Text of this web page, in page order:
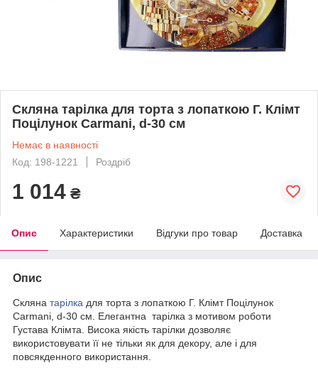
Скляна тарілка для торта з лопаткою Г. Клімт
Поцілунок Carmani, d-30 см
Немає в наявності
Код: 198-1221
Роздріб
1 014 ₴
Опис Характеристики Відгуки про товар Доставка
Опис
Скляна тарілка для торта з лопаткою Г. Клімт Поцілунок
Carmani, d-30 см. Елегантна тарілка з мотивом роботи
Густава Клімта. Висока якість тарілки дозволяє
використовувати її не тільки як для декору, але і для
повсякденного використання.